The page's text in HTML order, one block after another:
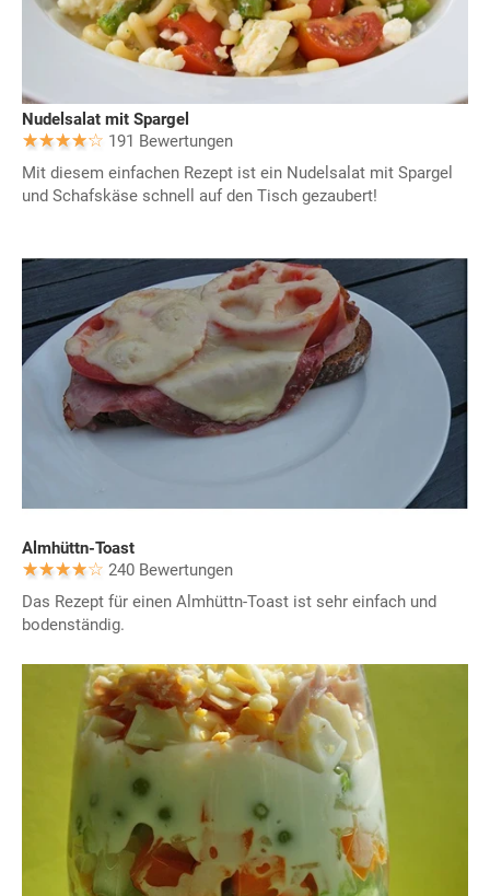
Nudelsalat mit Spargel
191 Bewertungen
Mit diesem einfachen Rezept ist ein Nudelsalat mit Spargel
und Schafskäse schnell auf den Tisch gezaubert!
Almhüttn-Toast
240 Bewertungen
Das Rezept für einen Almhüttn-Toast ist sehr einfach und
bodenständig.